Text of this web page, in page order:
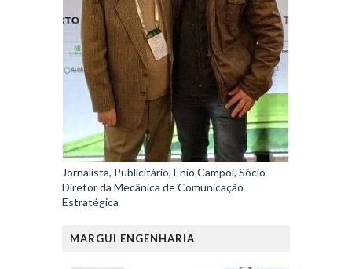
Jornalista, Publicitário, Enio Campoi, Sócio-
Diretor da Mecânica de Comunicação
Estratégica
MARGUI ENGENHARIA